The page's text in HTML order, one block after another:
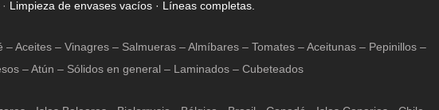
· Limpieza de envases vacíos · Líneas completas.
Aceites – Vinagres – Salmueras – Almíbares – Tomates – Aceitunas – Pepinillos –
– Atún – Sólidos en general – Laminados – Cubeteados